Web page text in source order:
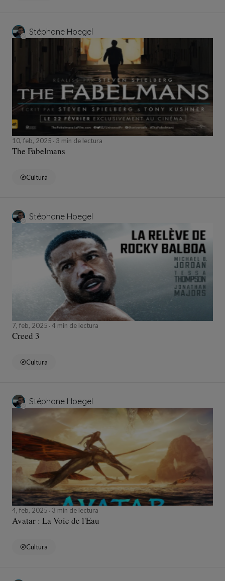
Stéphane Hoegel
10, feb, 2025 3 min de lectura
The Fabelmans
Cultura
Stéphane Hoegel
7, feb, 2025 4 min de lectura
Creed 3
Cultura
Stéphane Hoegel
4, feb, 2025 3 min de lectura
Avatar : La Voie de l'Eau
Cultura